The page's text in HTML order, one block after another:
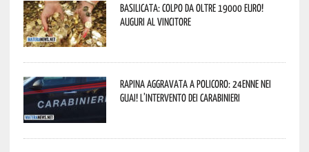
Basilicata: colpo da oltre 19000 Euro!
Auguri al vincitore
Rapina aggravata a Policoro: 24enne nei
guai! L’intervento dei Carabinieri